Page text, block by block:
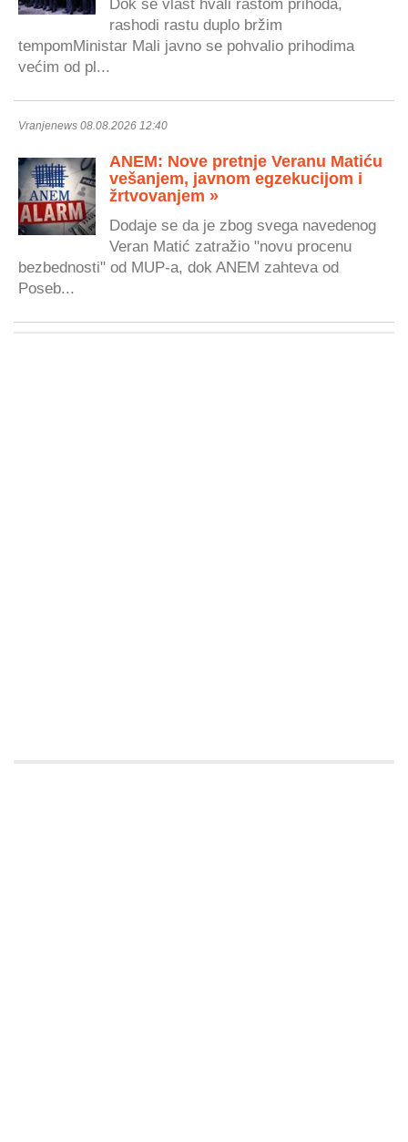
Dok se vlast hvali rastom prihoda,
rashodi rastu duplo bržim
tempomMinistar Mali javno se pohvalio prihodima
većim od pl...
Vranjenews 08.08.2026 12:40
ANEM: Nove pretnje Veranu Matiću
vešanjem, javnom egzekucijom i
žrtvovanjem »
Dodaje se da je zbog svega navedenog
Veran Matić zatražio "novu procenu
bezbednosti" od MUP-a, dok ANEM zahteva od
Poseb...